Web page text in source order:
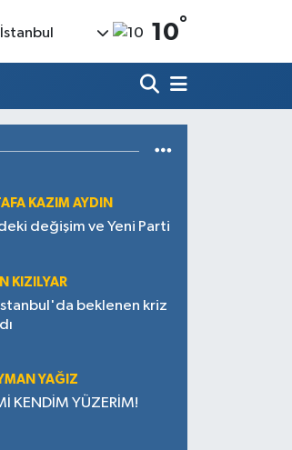
İstanbul 10°
KAZIM AYDIN
değişim ve Yeni Parti
KIZILYAR
beklenen kriz
YAĞIZ
KENDİM YÜZERİM!